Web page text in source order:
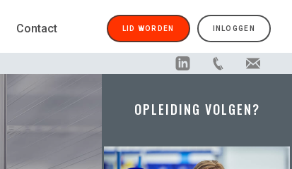
LID WORDEN INLOGGEN
Contact
OPLEIDING VOLGEN?